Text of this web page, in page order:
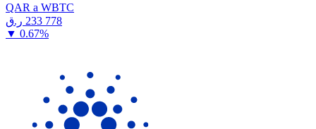
QAR a WBTC
⁦ر.ق⁩ 233 778
▼ 0.67%